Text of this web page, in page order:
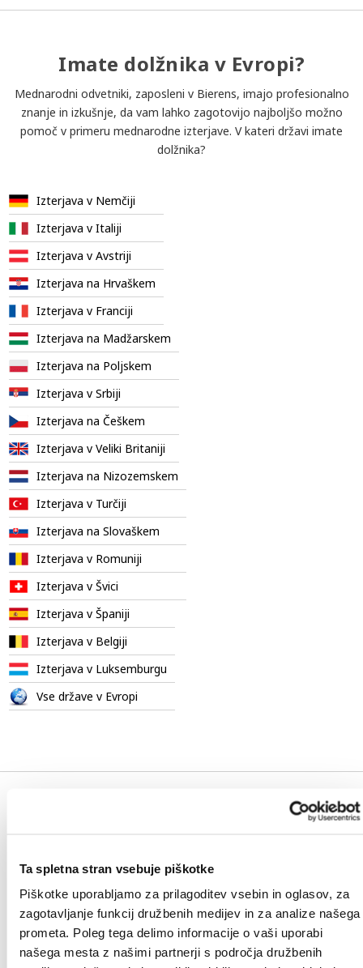
Ta spletna stran vsebuje piškotke
Piškotke uporabljamo za prilagoditev vsebin in oglasov, za
zagotavljanje funkcij družbenih medijev in za analize našega
prometa. Poleg tega delimo informacije o vaši uporabi
našega mesta z našimi partnerji s področja družbenih
Imate dolžnika v Evropi?
Mednarodni odvetniki, zaposleni v Bierens, imajo profesionalno
znanje in izkušnje, da vam lahko zagotovijo najboljšo možno
pomoč v primeru mednarodne izterjave. V kateri državi imate
dolžnika?
Izterjava v Nemčiji
Izterjava v Italiji
Izterjava v Avstriji
Izterjava na Hrvaškem
Izterjava v Franciji
Izterjava na Madžarskem
Izterjava na Poljskem
Izterjava v Srbiji
Izterjava na Češkem
Izterjava v Veliki Britaniji
Izterjava na Nizozemskem
Izterjava v Turčiji
Izterjava na Slovaškem
Izterjava v Romuniji
Izterjava v Švici
Izterjava v Španiji
Izterjava v Belgiji
Izterjava v Luksemburgu
Vse države v Evropi